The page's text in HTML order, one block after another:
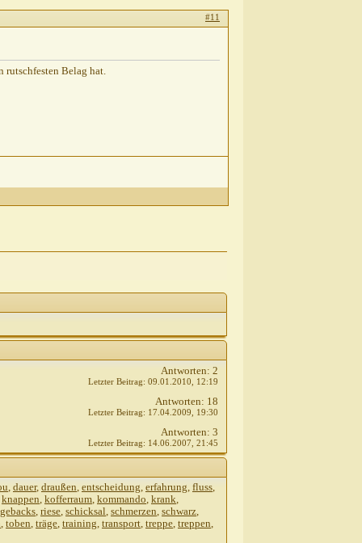
#11
rutschfesten Belag hat.
Antworten: 2
Letzter Beitrag: 09.01.2010, 12:19
Antworten: 18
Letzter Beitrag: 17.04.2009, 19:30
Antworten: 3
Letzter Beitrag: 14.06.2007, 21:45
, dauer, draußen, entscheidung, erfahrung, fluss,
knappen, kofferraum, kommando, krank,
, riese, schicksal, schmerzen, schwarz,
, toben, träge, training, transport, treppe, treppen,